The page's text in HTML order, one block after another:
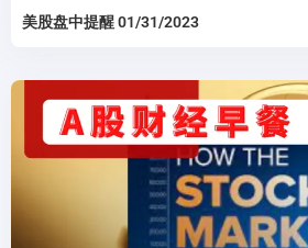
美股盘中提醒 01/31/2023